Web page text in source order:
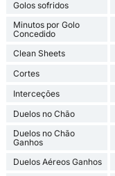
Golos sofridos
Minutos por Golo
Concedido
Clean Sheets
Cortes
Interceções
Duelos no Chão
Duelos no Chão
Ganhos
Duelos Aéreos Ganhos